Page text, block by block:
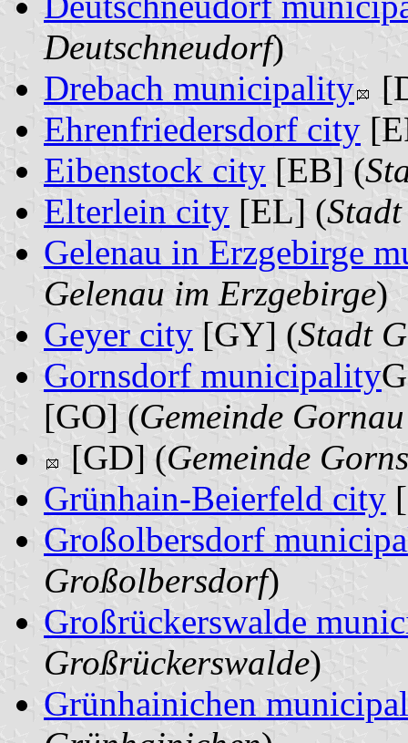
Deutschneudorf)
Drebach municipality
Ehrenfriedersdorf city
Eibenstock city [EB] (
Elterlein city [EL] (
Gelenau in Erzgebirge
Gelenau im Erzgebirge)
Geyer city [GY] (Stadt
Gornsdorf municipality
[GO] (Gemeinde
[GD] (Gemeinde
Grünhain-Beierfeld city
Großolbersdorf
Großolbersdorf)
Großrückerswalde
Großrückerswalde)
Grünhainichen